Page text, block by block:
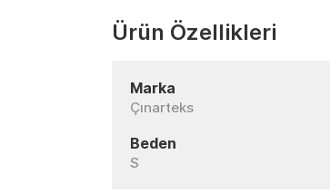
Ürün Özellikleri
Marka
Çınarteks
Beden
S